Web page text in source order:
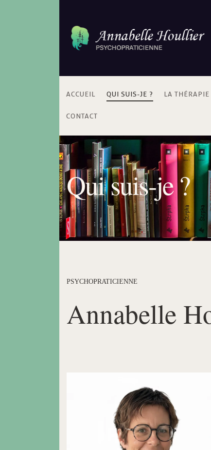
ACCUEIL QUI SUIS-JE ? LA THÉRAPIE
CONTACT
Qui suis-je ?
PSYCHOPRATICIENNE
Annabelle